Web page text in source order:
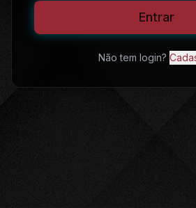
Entrar
Não tem login?